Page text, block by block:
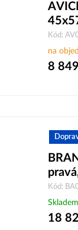
Kód:
na
8 849
Kód:
18